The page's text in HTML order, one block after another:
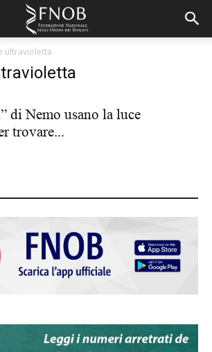
ultravioletta
di Nemo usano la luce
trovare...